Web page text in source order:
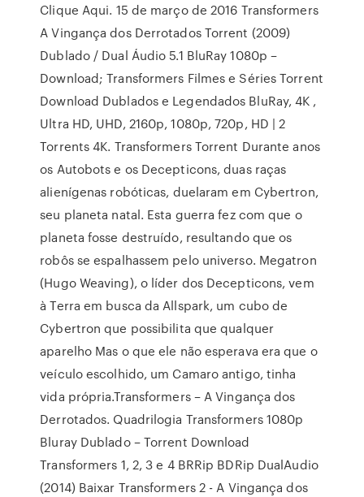
Clique Aqui. 15 de março de 2016 Transformers
A Vingança dos Derrotados Torrent (2009)
Dublado / Dual Áudio 5.1 BluRay 1080p –
Download; Transformers Filmes e Séries Torrent
Download Dublados e Legendados BluRay, 4K ,
Ultra HD, UHD, 2160p, 1080p, 720p, HD | 2
Torrents 4K. Transformers Torrent Durante anos
os Autobots e os Decepticons, duas raças
alienígenas robóticas, duelaram em Cybertron,
seu planeta natal. Esta guerra fez com que o
planeta fosse destruído, resultando que os
robôs se espalhassem pelo universo. Megatron
(Hugo Weaving), o líder dos Decepticons, vem
à Terra em busca da Allspark, um cubo de
Cybertron que possibilita que qualquer
aparelho Mas o que ele não esperava era que o
veículo escolhido, um Camaro antigo, tinha
vida própria.Transformers – A Vingança dos
Derrotados. Quadrilogia Transformers 1080p
Bluray Dublado – Torrent Download
Transformers 1, 2, 3 e 4 BRRip BDRip DualAudio
(2014) Baixar Transformers 2 - A Vingança dos